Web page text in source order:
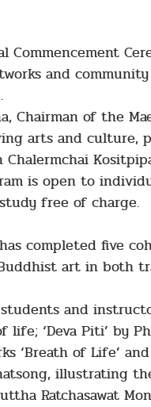
Commencement
and
Chairman of the
arts and
is open to
free of charge.
completed five
art in
and
life; ‘Deva Piti’
of Life’
Ratchasawat